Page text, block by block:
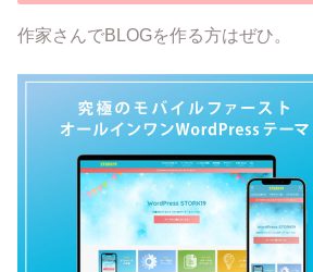
作家さんでBLOGを作る方はぜひ。